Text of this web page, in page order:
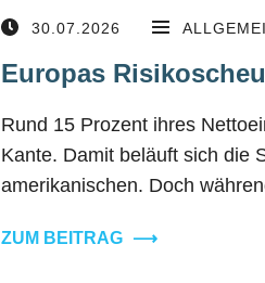
30.07.2026
Europas
Rund 15 Prozent ihres
Kante. Damit beläuft sich die
amerikanischen. Doch
ZUM BEITRAG ⟶